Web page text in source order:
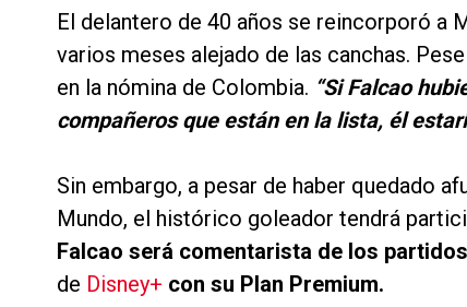
El delantero de 40 años se reincorporó a
varios meses alejado de las canchas.
en la nómina de Colombia. “Si Falcao
compañeros que están en la lista, él
Sin embargo, a pesar de haber quedado
Mundo, el histórico goleador tendrá
Falcao será comentarista de los
de Disney+ con su Plan Premium.